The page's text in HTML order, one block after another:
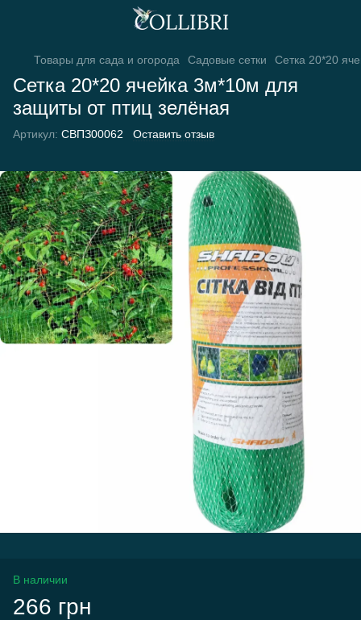
Товары для сада и огорода Садовые сетки Сетка 20*20
Сетка 20*20 ячейка 3м*10м для
защиты от птиц зелёная
Артикул: СВПЗ00062 Оставить отзыв
В наличии
266 грн